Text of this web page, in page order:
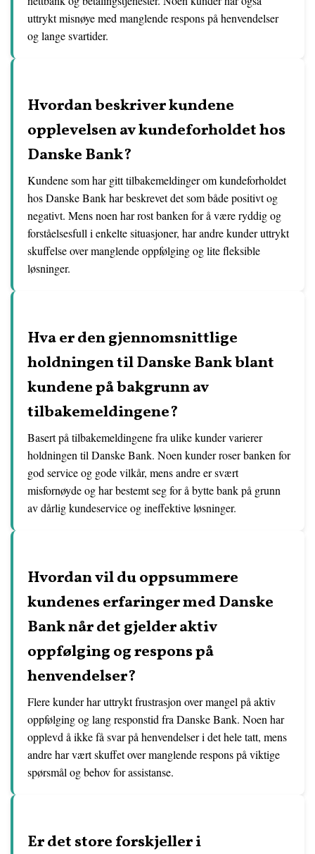
uttrykt misnøye med manglende respons på henvendelser
og lange svartider.
Hvordan beskriver kundene
opplevelsen av kundeforholdet hos
Danske Bank?
Kundene som har gitt tilbakemeldinger om kundeforholdet
hos Danske Bank har beskrevet det som både positivt og
negativt. Mens noen har rost banken for å være ryddig og
forståelsesfull i enkelte situasjoner, har andre kunder uttrykt
skuffelse over manglende oppfølging og lite fleksible
løsninger.
Hva er den gjennomsnittlige
holdningen til Danske Bank blant
kundene på bakgrunn av
tilbakemeldingene?
Basert på tilbakemeldingene fra ulike kunder varierer
holdningen til Danske Bank. Noen kunder roser banken for
god service og gode vilkår, mens andre er svært
misfornøyde og har bestemt seg for å bytte bank på grunn
av dårlig kundeservice og ineffektive løsninger.
Hvordan vil du oppsummere
kundenes erfaringer med Danske
Bank når det gjelder aktiv
oppfølging og respons på
henvendelser?
Flere kunder har uttrykt frustrasjon over mangel på aktiv
oppfølging og lang responstid fra Danske Bank. Noen har
opplevd å ikke få svar på henvendelser i det hele tatt, mens
andre har vært skuffet over manglende respons på viktige
spørsmål og behov for assistanse.
Er det store forskjeller i